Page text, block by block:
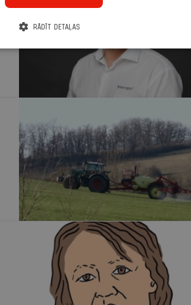
RĀDĪT DETAĻAS